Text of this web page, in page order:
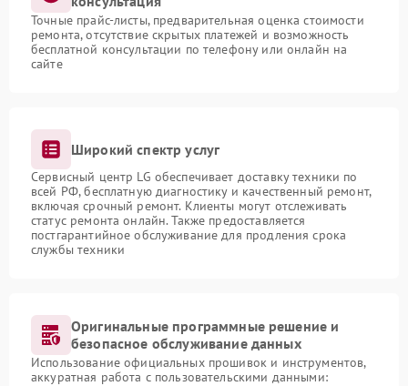
Точные прайс-листы, предварительная оценка стоимости
ремонта, отсутствие скрытых платежей и возможность
бесплатной консультации по телефону или онлайн на
сайте
Широкий спектр услуг
Сервисный центр LG обеспечивает доставку техники по
всей РФ, бесплатную диагностику и качественный ремонт,
включая срочный ремонт. Клиенты могут отслеживать
статус ремонта онлайн. Также предоставляется
постгарантийное обслуживание для продления срока
службы техники
Оригинальные программные решение и
безопасное обслуживание данных
Использование официальных прошивок и инструментов,
аккуратная работа с пользовательскими данными: